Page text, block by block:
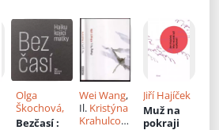
Olga
Škochová,
Bezčasí:
Wei Wang,
Il. Kristýna
Krahulcov
Jiří Hajíček
Muž na
pokraji